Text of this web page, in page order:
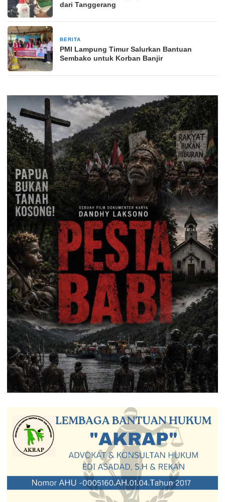
dari Tanggerang
BERITA
PMI Lampung Timur Salurkan Bantuan
Sembako untuk Korban Banjir